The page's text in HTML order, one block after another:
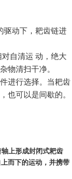
驱动下，耙齿链进
自清运 动，绝大
杂物清扫干净。
进行选择。当耙齿
也可以是间歇的。
上形成封闭式耙齿
而下的运动，并携带